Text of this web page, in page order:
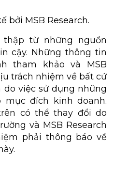
bởi MSB Research.
từ những nguồn
cậy. Những thông tin
tham khảo và MSB
trách nhiệm về bất cứ
việc sử dụng những
đích kinh doanh.
có thể thay đổi do
và MSB Research
phải thông báo về